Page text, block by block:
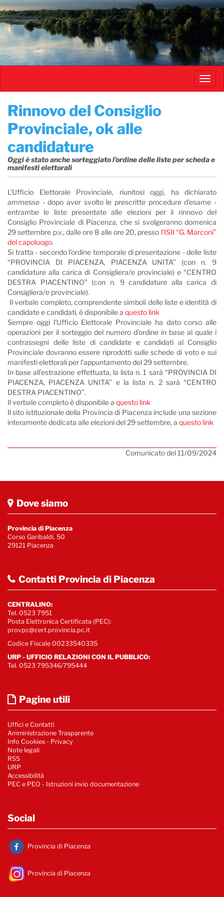
Salta
al
contenuto
principale
Rinnovo del Consiglio
Provinciale, ok alle
candidature
Oggi è stato anche sorteggiato l’ordine delle liste per scheda e
manifesti elettorali
L'Ufficio Elettorale Provinciale, riunitosi oggi, ha dichiarato
ammesse - dopo aver svolto le prescritte procedure d’esame -
entrambe le liste presentate alle elezioni per il rinnovo del
Consiglio Provinciale di Piacenza, che si svolgeranno domenica
29 settembre p.v., dalle ore 8 alle ore 20, presso l’ISII “G. Marconi”
del capoluogo.
Si tratta - secondo l’ordine temporale di presentazione - delle liste
“PROVINCIA DI PIACENZA, PIACENZA UNITA” (con n. 9
candidature alla carica di Consigliera/e provinciale) e “CENTRO
DESTRA PIACENTINO” (con n. 9 candidature alla carica di
Consigliera/e provinciale).
Il verbale completo, comprendente simboli delle liste e identità di
candidate e candidati, è disponibile a questo link
Sempre oggi l'Ufficio Elettorale Provinciale ha dato corso alle
operazioni per il sorteggio del numero d'ordine in base al quale i
contrassegni delle liste di candidate e candidati al Consiglio
Provinciale dovranno essere riprodotti sulle schede di voto e sui
manifesti elettorali per l’appuntamento del 29 settembre.
In base all’estrazione effettuata, la lista n. 1 sarà “PROVINCIA DI
PIACENZA, PIACENZA UNITA” e la lista n. 2 sarà “CENTRO
DESTRA PIACENTINO”.
Il verbale completo è disponibile a questo link
Il sito istituzionale della Provincia di Piacenza include una sezione
interamente dedicata alle elezioni del 29 settembre, a questo link
Comunicato del 11/09/2024
Dove siamo
Provincia di Piacenza
Corso Garibaldi, 50
29121 Piacenza
Contatti Provincia di Piacenza
CENTRALINO:
Tel. 0523 7951
Posta Elettronica Certificata (PEC):
provpc@cert.provincia.pc.it
Codice Fiscale 00233540335
URP - UFFICIO RELAZIONI CON IL PUBBLICO:
Tel. 0523 795346/795444
Pagine utili
Uffici e Contatti
Amministrazione Trasparente
Info Cookies - Privacy
Note legali
RSS
URP
Accessibilità
PEC e PEO - Istruzioni invio documentazione
Social
Provincia di Piacenza
Provincia di Piacenza